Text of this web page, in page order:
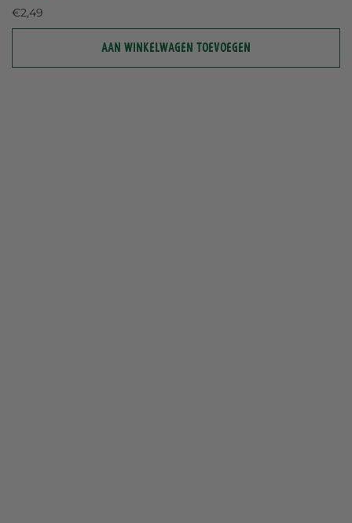
Normale
prijs
€2,49
AAN WINKELWAGEN TOEVOEGEN